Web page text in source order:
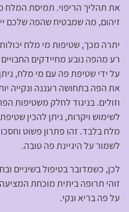
את תהליך הריפוי. תמיסת המלח
זיהום, מה שמבטיח שהפה שלכם
יתרה מכך, שטיפות מי מלח
רע מהפה נובע מחיידקים
על ידי שטיפת פה עם מי מלח,
את הפה בתחושה רעננה ונקייה
וזולים. בניגוד לחלק משטיפות
לשימוש ויקרות, ניתן להכין
מלח בלבד. זהו פתרון פשוט
לשמור על היגיינת פה טובה.
לכן, כשמדובר בטיפול בשיניים
זוהי תרופה ביתית מוכחת
על פה בריא ונקי.